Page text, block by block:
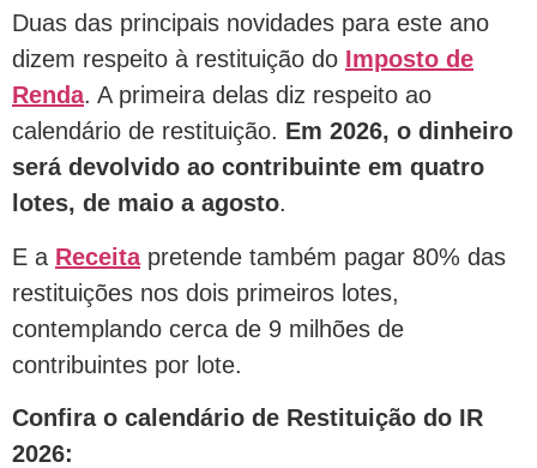
Duas das principais novidades para este ano
dizem respeito à restituição do Imposto de
Renda. A primeira delas diz respeito ao
calendário de restituição. Em 2026, o dinheiro
será devolvido ao contribuinte em quatro
lotes, de maio a agosto.
E a Receitapretende também pagar 80% das
restituições nos dois primeiros lotes,
contemplando cerca de 9 milhões de
contribuintes por lote.
Confira o calendário de Restituição do IR
2026: